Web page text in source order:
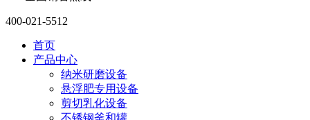
400-021-5512
首页
产品中心
纳米研磨设备
悬浮肥专用设备
剪切乳化设备
不锈钢釜和罐